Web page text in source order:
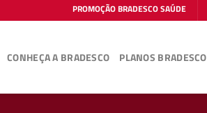
PROMOÇÃO BRADESCO SAÚDE
CONHEÇA A BRADESCO PLANOS BRADESCO